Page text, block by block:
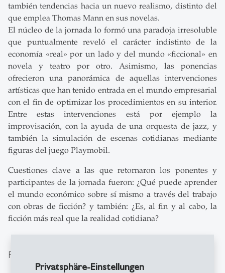
Privatsphäre-Einstellungen
también tendencias hacia un nuevo realismo, distinto del
que emplea Thomas Mann en sus novelas.
El núcleo de la jornada lo formó una paradoja irresoluble
que puntualmente reveló el carácter indistinto de la
economía «real» por un lado y del mundo «ficcional» en
novela y teatro por otro. Asimismo, las ponencias
ofrecieron una panorámica de aquellas intervenciones
artísticas que han tenido entrada en el mundo empresarial
con el fin de optimizar los procedimientos en su interior.
Entre estas intervenciones está por ejemplo la
improvisación, con la ayuda de una orquesta de jazz, y
también la simulación de escenas cotidianas mediante
figuras del juego Playmobil.
Cuestiones clave a las que retornaron los ponentes y
participantes de la jornada fueron: ¿Qué puede aprender
el mundo económico sobre sí mismo a través del trabajo
con obras de ficción? y también: ¿Es, al fin y al cabo, la
ficción más real que la realidad cotidiana?
Presentaciones